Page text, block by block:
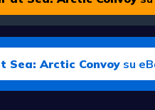
Sea: Arctic Convoy su